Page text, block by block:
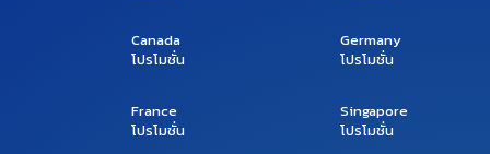
Canada
โปรโมชั่น
Germany
โปรโมชั่น
France
โปรโมชั่น
Singapore
โปรโมชั่น